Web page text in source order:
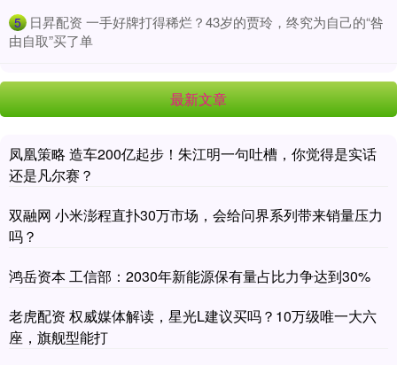
5 ​日昇配资 一手好牌打得稀烂？43岁的贾玲，终究为自己的“咎
由自取”买了单
最新文章
凤凰策略 造车200亿起步！朱江明一句吐槽，你觉得是实话
还是凡尔赛？
双融网 小米澎程直扑30万市场，会给问界系列带来销量压力
吗？
鸿岳资本 工信部：2030年新能源保有量占比力争达到30%
老虎配资 权威媒体解读，星光L建议买吗？10万级唯一大六
座，旗舰型能打